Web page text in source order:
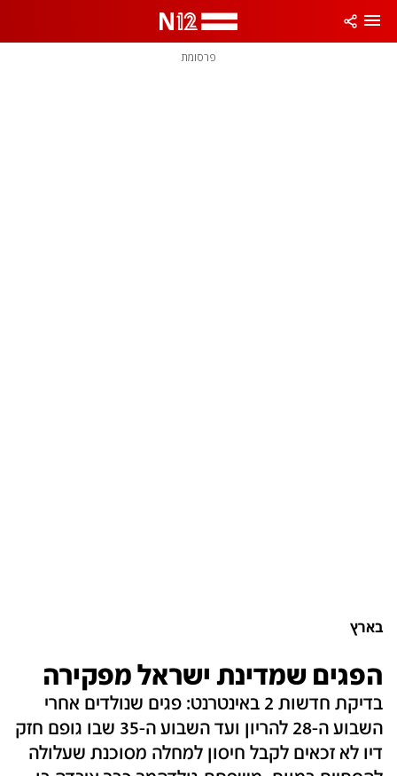
פרסומת
בארץ
הפגים שמדינת ישראל מפקירה
בדיקת חדשות 2 באינטרנט: פגים שנולדים אחרי
השבוע ה-28 להריון ועד השבוע ה-35 שבו גופם חזק
דיו לא זכאים לקבל חיסון למחלה מסוכנת שעלולה